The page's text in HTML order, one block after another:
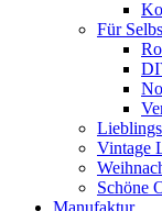
Für
Vintage
Schöne
Manufaktur